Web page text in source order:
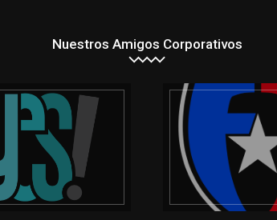
Nuestros Amigos Corporativos